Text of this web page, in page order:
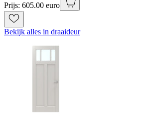
Prijs: 605.00 euro
Bekijk alles in draaideur